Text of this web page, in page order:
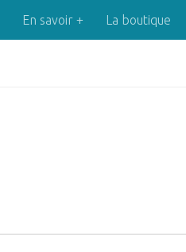
En savoir + La boutique